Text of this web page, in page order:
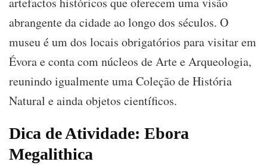
abrangente da cidade ao longo dos séculos. O
museu é um dos locais obrigatórios para visitar em
Évora e conta com núcleos de Arte e Arqueologia,
reunindo igualmente uma Coleção de História
Natural e ainda objetos científicos.
Dica de Atividade: Ebora
Megalithica